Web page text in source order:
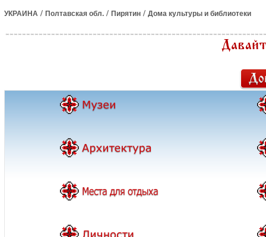
УКРАИНА / Полтавская обл. / Пирятин / Дома культуры и библиотеки